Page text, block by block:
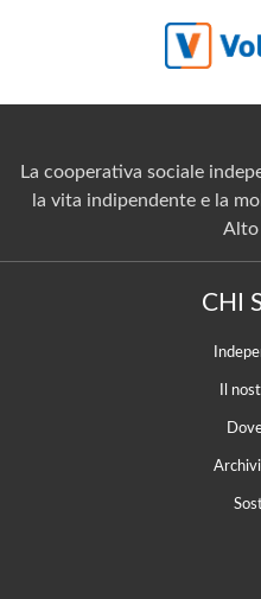
La cooperativa sociale
la vita indipendente e la
Alto
CHI
Il